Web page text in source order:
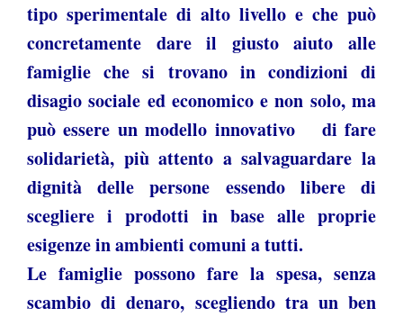
tipo sperimentale di alto livello e che può
concretamente dare il giusto aiuto alle
famiglie che si trovano in condizioni di
disagio sociale ed economico e non solo, ma
può essere un modello innovativo di fare
solidarietà, più attento a salvaguardare la
dignità delle persone essendo libere di
scegliere i prodotti in base alle proprie
esigenze in ambienti comuni a tutti.
Le famiglie possono fare la spesa, senza
scambio di denaro, scegliendo tra un ben